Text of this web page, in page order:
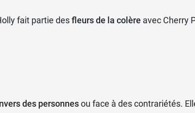
fait partie desfleurs de la colère avec Cherry
des personnesou face à des contrariétés.